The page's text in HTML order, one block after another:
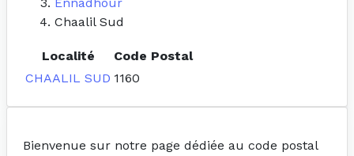
Chaalil Sud
Localité
Code Postal
CHAALIL SUD 1160
Bienvenue sur notre page dédiée au code postal